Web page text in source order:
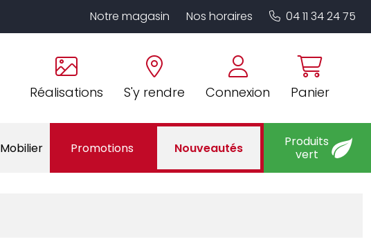
Réalisations S'y rendre Connexion Panier
Notre magasin Nos horaires 04 11 34 24 75
Mobilier Promotions Nouveautés
Produits
vert